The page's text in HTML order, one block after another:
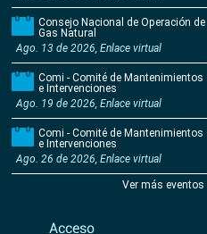
Consejo Nacional de Operación de
Gas Natural
Ago. 13 de 2026, Enlace virtual
Comi - Comité de Mantenimientos
e Intervenciones
Ago. 19 de 2026, Enlace virtual
Comi - Comité de Mantenimientos
e Intervenciones
Ago. 26 de 2026, Enlace virtual
Ver más eventos